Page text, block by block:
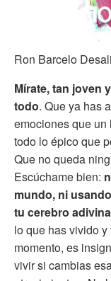
Ron Barcelo
Mírate, tan joven
todo. Que ya has
emociones que un
todo lo épico que
Que no queda
Escúchame bien:
mundo, ni
tu cerebro
lo que has vivido
momento, es
vivir si cambias